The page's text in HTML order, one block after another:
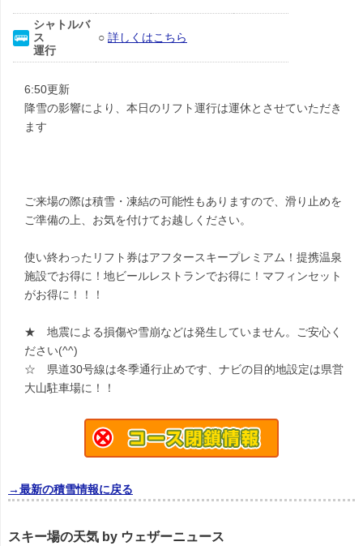
シャトルバ
ス
運行
○ 詳しくはこちら
6:50更新
降雪の影響により、本日のリフト運行は運休とさせていただき
ます
ご来場の際は積雪・凍結の可能性もありますので、滑り止めを
ご準備の上、お気を付けてお越しください。
使い終わったリフト券はアフタースキープレミアム！提携温泉
施設でお得に！地ビールレストランでお得に！マフィンセット
がお得に！！！
★ 地震による損傷や雪崩などは発生していません。ご安心く
ださい(^^)
☆ 県道30号線は冬季通行止めです、ナビの目的地設定は県営
大山駐車場に！！
→最新の積雪情報に戻る
スキー場の天気 by ウェザーニュース